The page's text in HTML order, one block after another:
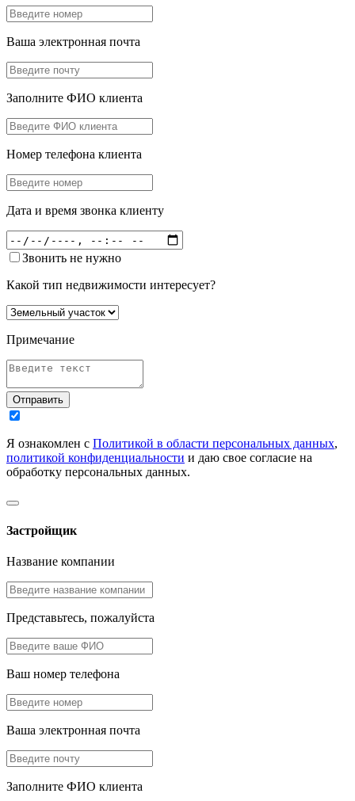
Ваша электронная почта
Заполните ФИО клиента
Номер телефона клиента
Дата и время звонка клиенту
Звонить не нужно
Какой тип недвижимости интересует?
Примечание
Отправить
Я ознакомлен с Политикой в области персональных данных,
политикой конфиденциальности и даю свое согласие на
обработку персональных данных.
Застройщик
Название компании
Представьтесь, пожалуйста
Ваш номер телефона
Ваша электронная почта
Заполните ФИО клиента